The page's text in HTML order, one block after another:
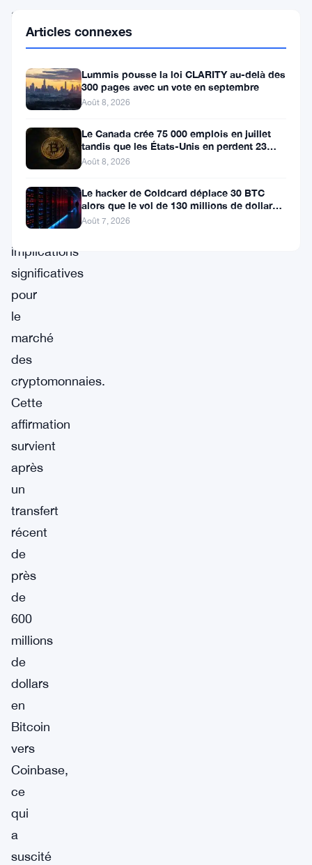
activement
ses
Bitcoin,
mouvement
qui
pourrait
avoir
des
implications
significatives
pour
le
marché
des
cryptomonnaies.
Cette
affirmation
survient
après
un
transfert
récent
de
près
de
600
millions
de
dollars
en
Bitcoin
vers
Coinbase,
ce
qui
a
suscité
Articles connexes
Lummis pousse la loi CLARITY au-delà des
300 pages avec un vote en septembre
Août 8, 2026
Le Canada crée 75 000 emplois en juillet
tandis que les États-Unis en perdent 23
000, Bitcoin reste à 65K
Août 8, 2026
Le hacker de Coldcard déplace 30 BTC
alors que le vol de 130 millions de dollars
entre dans une nouvelle phase
Août 7, 2026